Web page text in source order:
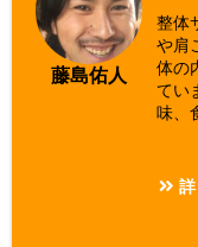
hi00/seitai-a
sahi.com/pu
藤島佑人
整体
や肩
体の
てい
味、